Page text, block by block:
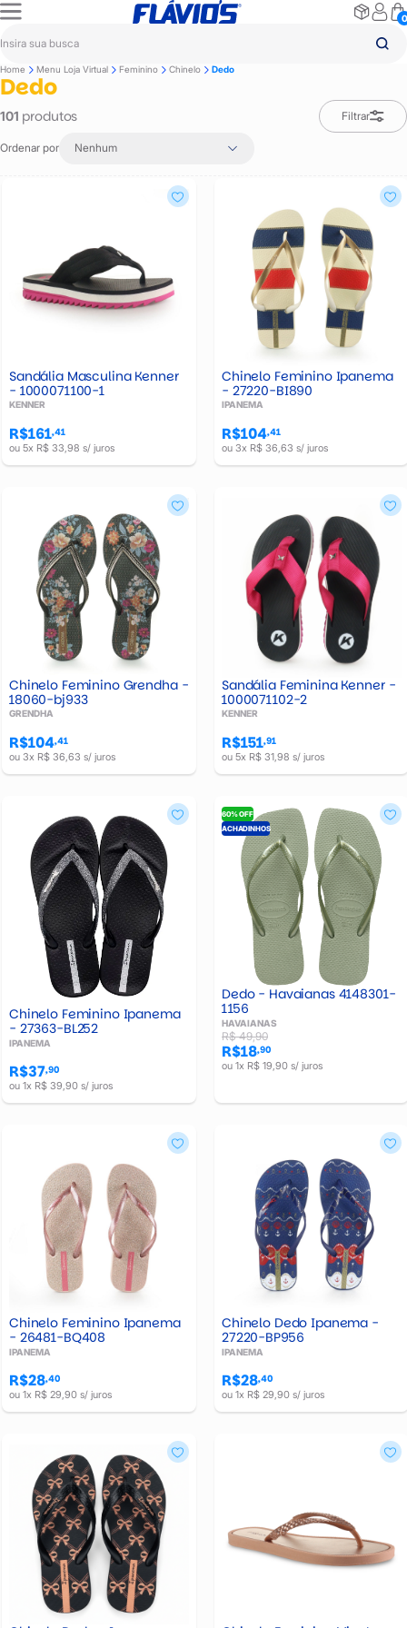
0
Home Menu Loja Virtual Feminino Chinelo Dedo
Dedo
101 produtos Filtrar
Ordenar por Nenhum
Sandália Masculina Kenner
- 1000071100-1
KENNER
R$161,41
ou 5x R$ 33,98 s/ juros
Chinelo Feminino Ipanema
- 27220-BI890
IPANEMA
R$104,41
ou 3x R$ 36,63 s/ juros
Chinelo Feminino Grendha -
18060-bj933
GRENDHA
R$104,41
ou 3x R$ 36,63 s/ juros
Sandália Feminina Kenner -
1000071102-2
KENNER
R$151,91
ou 5x R$ 31,98 s/ juros
Chinelo Feminino Ipanema
- 27363-BL252
IPANEMA
R$37,90
ou 1x R$ 39,90 s/ juros
60% OFF
ACHADINHOS
Dedo - Havaianas 4148301-
1156
HAVAIANAS
R$ 49,90
R$18,90
ou 1x R$ 19,90 s/ juros
Chinelo Feminino Ipanema
- 26481-BQ408
IPANEMA
R$28,40
ou 1x R$ 29,90 s/ juros
Chinelo Dedo Ipanema -
27220-BP956
IPANEMA
R$28,40
ou 1x R$ 29,90 s/ juros